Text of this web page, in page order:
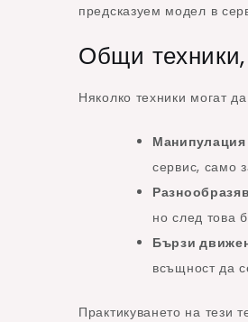
предсказуем модел в
Общи
Няколко техники могат
Манипулация
сервис, само
но след това
Бързи
всъщност да
Практикуването на тези